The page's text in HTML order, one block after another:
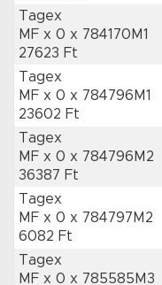
Tagex
MF x 0 x 784170M1
27623 Ft
Tagex
MF x 0 x 784796M1
23602 Ft
Tagex
MF x 0 x 784796M2
36387 Ft
Tagex
MF x 0 x 784797M2
6082 Ft
Tagex
MF x 0 x 785585M3